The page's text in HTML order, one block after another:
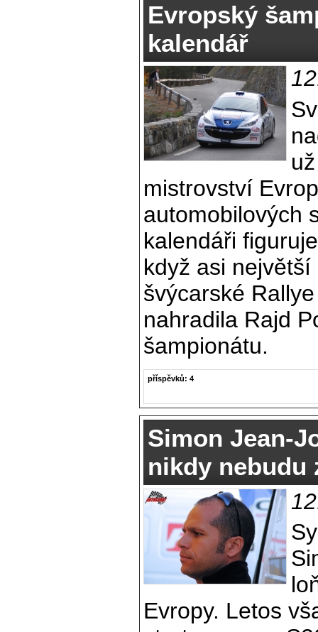
Evropský
kalendář
mistrovství
automobilových
kalendáři
když asi
švýcarské
nahradila Rajd
šampionátu.
příspěvků: 4
Simon Jean-
nikdy nebudu
Evropy. Letos